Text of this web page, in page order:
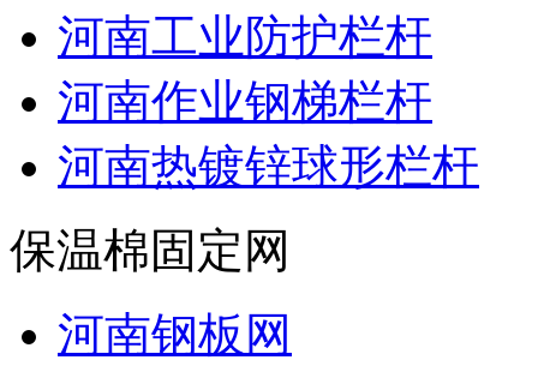
河南工业防护栏杆
河南作业钢梯栏杆
河南热镀锌球形栏杆
保温棉固定网
河南钢板网